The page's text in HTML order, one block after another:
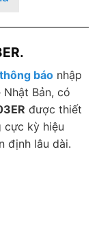
báo nhập
Bản, có
được thiết
cực kỳ hiệu
định lâu dài.